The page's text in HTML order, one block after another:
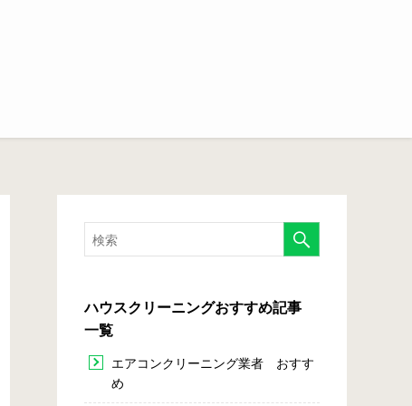
ハウスクリーニングおすすめ記事
一覧
エアコンクリーニング業者 おすす
め